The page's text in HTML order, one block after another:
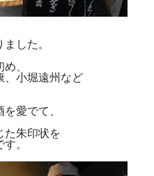
した。
、
、小堀遠州など
愛でて、
た朱印状を
。